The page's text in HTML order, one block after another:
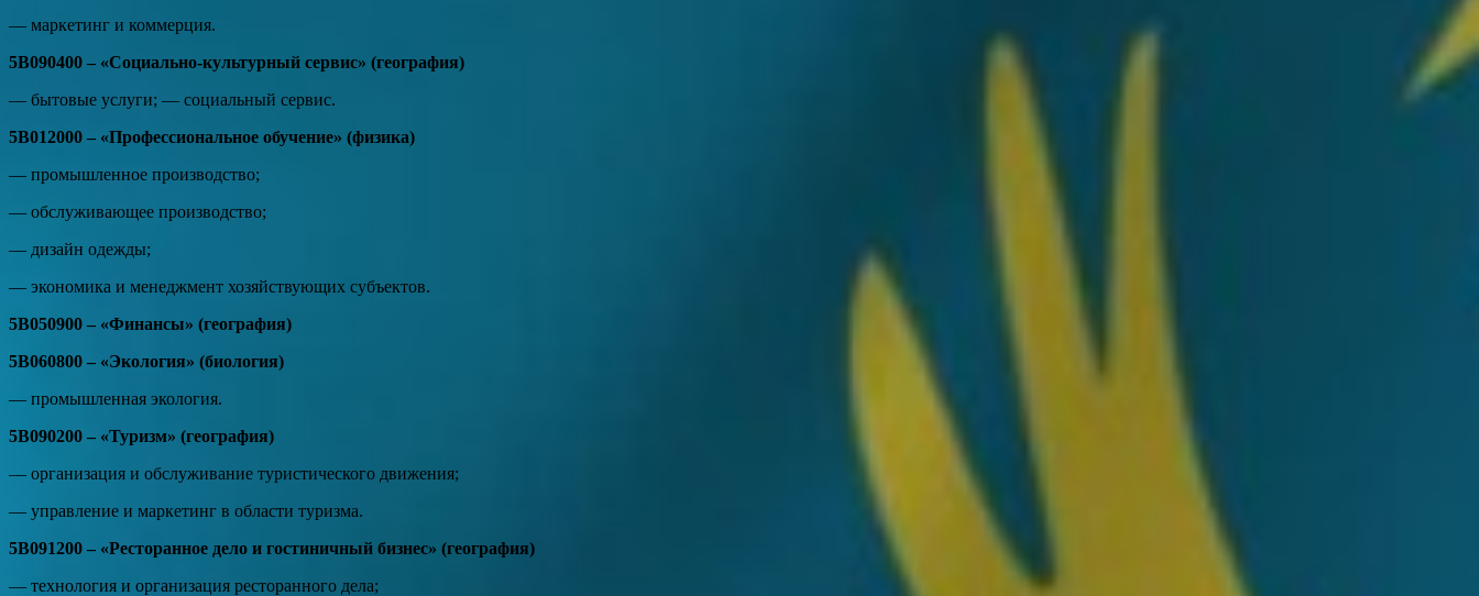
— маркетинг и коммерция.
5В090400 – «Социально-культурный сервис» (география)
— бытовые услуги; — социальный сервис.
5В012000 – «Профессиональное обучение» (физика)
— промышленное производство;
— обслуживающее производство;
— дизайн одежды;
— экономика и менеджмент хозяйствующих субъектов.
5В050900 – «Финансы» (география)
5В060800 – «Экология» (биология)
— промышленная экология.
5В090200 – «Туризм» (география)
— организация и обслуживание туристического движения;
— управление и маркетинг в области туризма.
5В091200 – «Ресторанное дело и гостиничный бизнес» (география)
— технология и организация ресторанного дела;